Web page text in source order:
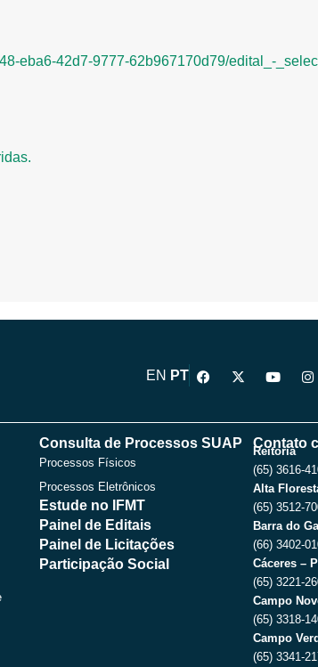
eba6-42d7-9777-62b967170d79/edital_-
EN PT
F
a
b
o
o
X
-
i
t
Y
o
u
b
e
I
n
a
g
r
a
m
Consulta de Processos SUAP
Processos Físicos
Processos Eletrônicos
Estude no IFMT
Painel de Editais
Painel de Licitações
Participação Social
Contato
Reitoria
(65) 3616-
Alta
(65) 3512-
Barra do
(66) 3402-
Cáceres –
(65) 3221-
Campo
(65) 3318-
Campo
(65) 3341-